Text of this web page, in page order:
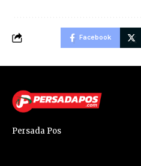
Facebook
Persada Pos